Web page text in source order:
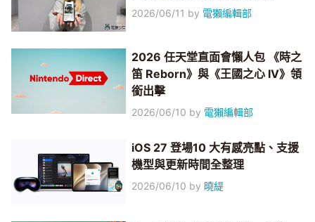
2026/06/11 by 電獺編輯部
2026 任天堂直面會懶人包 《時之
笛 Reborn》與《王國之心 IV》領
銜出擊
2026/06/10 by 電獺編輯部
iOS 27 登場10 大有感亮點、支援
機型與更新時間全整理
2026/06/10 by 曉緹